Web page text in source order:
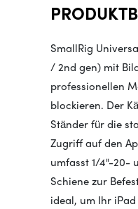
SmallRig
/ 2nd gen) mit
professionellen
blockieren. Der
Ständer für die
Zugriff auf den
umfasst 1/4"-20-
Schiene zur
ideal, um Ihr